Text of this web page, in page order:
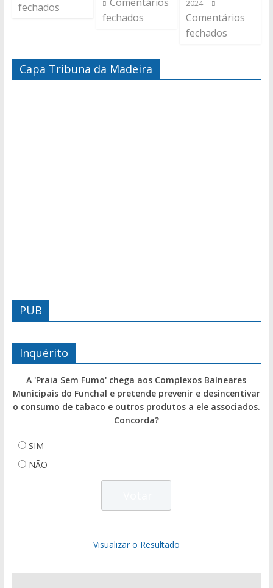
fechados
fechados
2024
Comentários
fechados
Capa Tribuna da Madeira
PUB
Inquérito
A 'Praia Sem Fumo' chega aos Complexos Balneares
Municipais do Funchal e pretende prevenir e desincentivar
o consumo de tabaco e outros produtos a ele associados.
Concorda?
SIM
NÃO
Visualizar o Resultado